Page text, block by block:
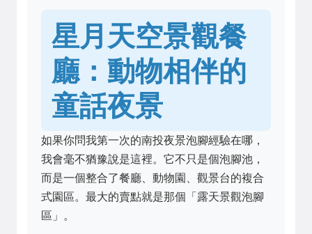
星月天空景觀餐
廳：動物相伴的
童話夜景
如果你問我第一次的南投夜景泡腳經驗在哪，
我會毫不猶豫說是這裡。它不只是個泡腳池，
而是一個整合了餐廳、動物園、觀景台的複合
式園區。最大的賣點就是那個「露天景觀泡腳
區」。